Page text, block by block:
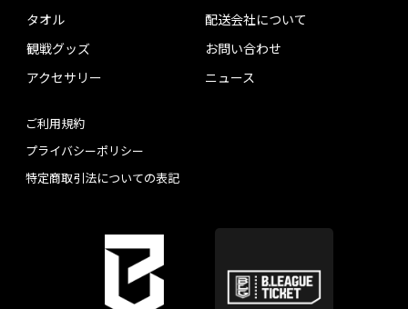
タオル
観戦グッズ
アクセサリー
配送会社について
お問い合わせ
ニュース
ご利用規約
プライバシーポリシー
特定商取引法についての表記